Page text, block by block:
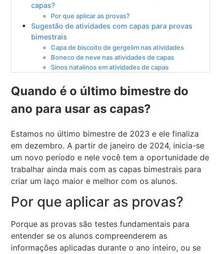
capas?
Por que aplicar as provas?
Sugestão de atividades com capas para provas
bimestrais
Capa de biscoito de gergelim nas atividades
Boneco de neve nas atividades de capas
Sinos natalinos em atividades de capas
Quando é o último bimestre do
ano para usar as capas?
Estamos no último bimestre de 2023 e ele finaliza
em dezembro. A partir de janeiro de 2024, inicia-se
um novo período e nele você tem a oportunidade de
trabalhar ainda mais com as capas bimestrais para
criar um laço maior e melhor com os alunos.
Por que aplicar as provas?
Porque as provas são testes fundamentais para
entender se os alunos compreenderem as
informações aplicadas durante o ano inteiro, ou se